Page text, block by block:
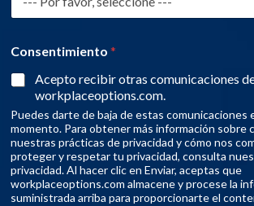
Consentimiento *
Acepto recibir otras comunicaciones
workplaceoptions.com.
Puedes darte de baja de estas comunicaciones
momento. Para obtener más información sobre
nuestras prácticas de privacidad y cómo nos
proteger y respetar tu privacidad, consulta
privacidad. Al hacer clic en Enviar, aceptas que
workplaceoptions.com almacene y procese la
suministrada arriba para proporcionarte el